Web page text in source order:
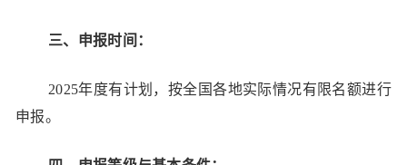
三、申报时间：
2025年度有计划，按全国各地实际情况有限名额进行
申报。